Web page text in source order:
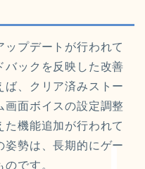
プデートが行われて
バックを反映した改善
ば、クリア済みストー
画面ボイスの設定調整
た機能追加が行われて
姿勢は、長期的にゲー
です。
ホーム
お問い合わせ